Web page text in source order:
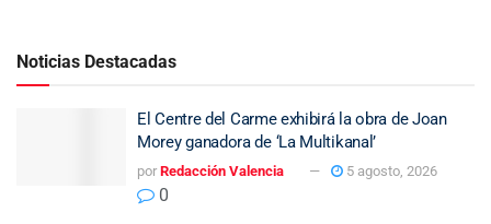
Noticias Destacadas
El Centre del Carme exhibirá la obra de Joan
Morey ganadora de ‘La Multikanal’
por Redacción Valencia 5 agosto, 2026
0